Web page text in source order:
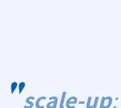
scale-up